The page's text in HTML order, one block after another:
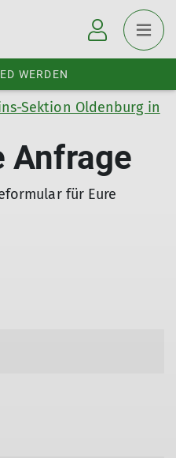
WERDEN
Sektion Oldenburg in
Anfrage
für Eure